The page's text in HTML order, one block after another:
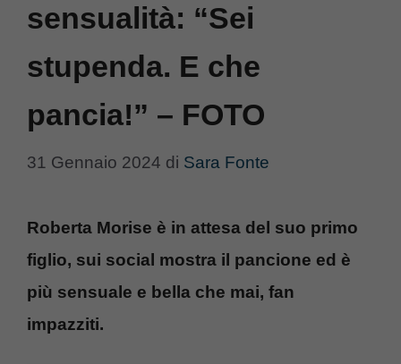
sensualità: “Sei
stupenda. E che
pancia!” – FOTO
31 Gennaio 2024 di Sara Fonte
Roberta Morise è in attesa del suo primo
figlio, sui social mostra il pancione ed è
più sensuale e bella che mai, fan
impazziti.